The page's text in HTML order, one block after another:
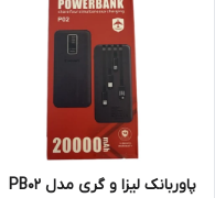
پاوربانک لیزا و گری مدل PB02